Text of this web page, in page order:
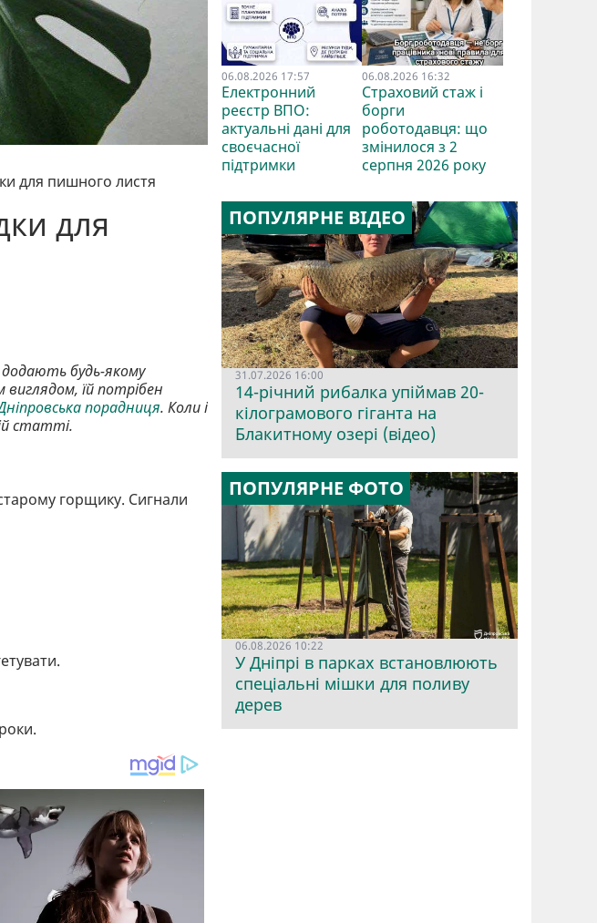
для пишного листя
для
додають будь-якому
їй потрібен
порадниця. Коли і
статті.
горщику. Сигнали
06.08.2026 17:57
Електронний
реєстр ВПО:
актуальні дані для
своєчасної
підтримки
06.08.2026 16:32
Страховий стаж і
борги
роботодавця: що
змінилося з 2
серпня 2026 року
ПОПУЛЯРНЕ ВІДЕО
31.07.2026 16:00
14-річний рибалка упіймав 20-
кілограмового гіганта на
Блакитному озері (відео)
ПОПУЛЯРНЕ ФОТО
06.08.2026 10:22
У Дніпрі в парках встановлюють
спеціальні мішки для поливу
дерев